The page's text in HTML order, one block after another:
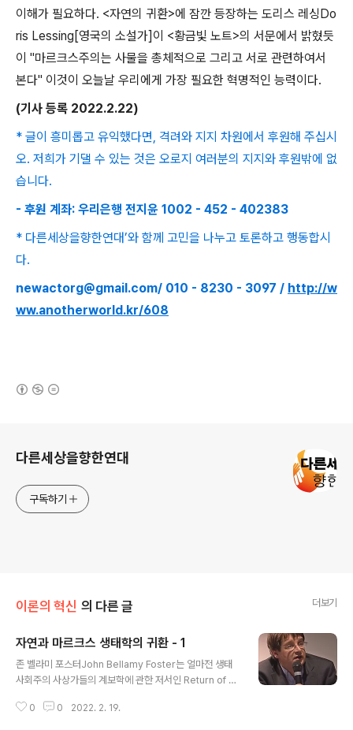
이해가 필요하다. <자연의 귀환>에 잠깐 등장하는 도리스 레싱Do
ris Lessing[영국의 소설가] 이 <황금빛 노트>의 서문에서 밝혔듯
이 "마르크스주의는 사물을 총체적으로 그리고 서로 관련하여서
본다" 이것이 오늘날 우리에게 가장 필요한 혁명적인 능력이다.
(기사 등록 2022.2.22)
* 글이 흥미롭고 유익했다면, 격려와 지지 차원에서 후원해 주십시
오. 저희가 기댈 수 있는 것은 오로지 여러분의 지지와 후원밖에 없
습니다.
- 후원 계좌: 우리은행 전지윤 1002 - 452 - 402383
* 다른세상을향한연대’와 함께 고민을 나누고 토론하고 행동합시
다.
newactorg@gmail.com/ 010 - 8230 - 3097 / http://w
ww.anotherworld.kr/608
다른세상을향한연대
구독하기
이론의 혁신 의 다른 글 더보기
자연과 마르크스 생태학의 귀환 - 1
존 벨라미 포스터John Bellamy Foster는 얼마전 생태
사회주의 사상가들의 계보학에 관한 저서인 Return of N
터 주요 생태사회주의 사상가들이 걸어온 길, 그의 새 책과
0 0 2022. 2. 19.